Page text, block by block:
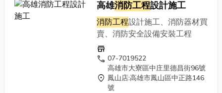
高雄消防工程設計施工
消防工程設計施工、消防器材買
賣、消防安全設備安裝工程
store
call 07-7019522
location_on
高雄市大寮區中庄里德昌街96號
鳳山店:高雄市鳳山區中正路146
號